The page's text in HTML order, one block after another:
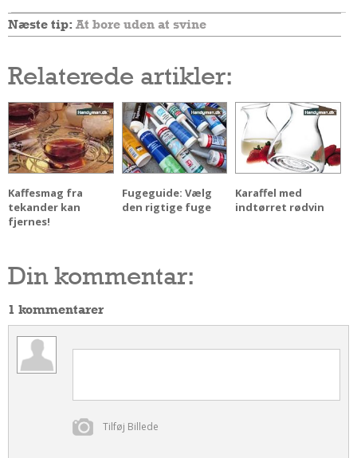
Beplantning
Skadedyr
Andet
RENGØRING
Rengøring Af Overflader
Pletleksikon
Næste tip: At bore uden at svine
Relaterede artikler:
Kaffesmag fra
tekander kan
fjernes!
Fugeguide: Vælg
den rigtige fuge
Karaffel med
indtørret rødvin
Din kommentar:
1 kommentarer
Tilføj Billede